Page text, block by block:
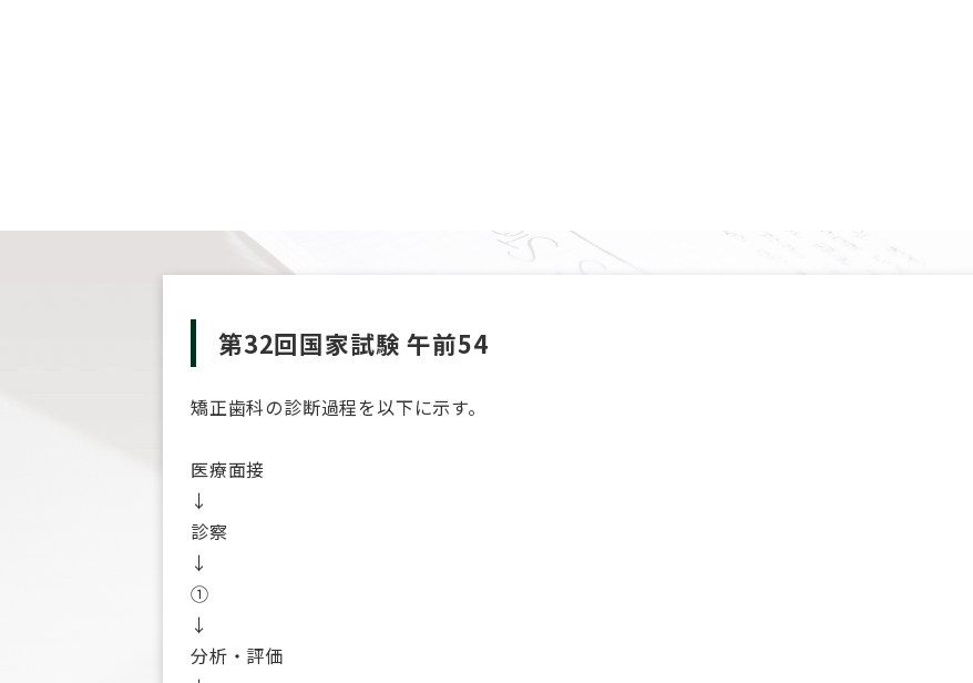
第32回国家試験 午前54
矯正歯科の診断過程を以下に示す。
医療面接
↓
診察
↓
①
↓
分析・評価